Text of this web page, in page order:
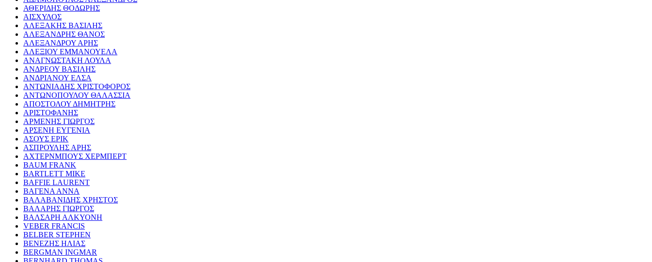
ΑΘΕΡΙΔΗΣ ΘΟΔΩΡΗΣ
ΑΙΣΧΥΛΟΣ
ΑΛΕΞΑΚΗΣ ΒΑΣΙΛΗΣ
ΑΛΕΞΑΝΔΡΗΣ ΘΑΝΟΣ
ΑΛΕΞΑΝΔΡΟΥ ΑΡΗΣ
ΑΛΕΞΙΟΥ ΕΜΜΑΝΟΥΕΛΑ
ΑΝΑΓΝΩΣΤΑΚΗ ΛΟΥΛΑ
ΑΝΔΡΕΟΥ ΒΑΣΙΛΗΣ
ΑΝΔΡΙΑΝΟΥ ΕΛΣΑ
ΑΝΤΩΝΙΑΔΗΣ ΧΡΙΣΤΟΦΟΡΟΣ
ΑΝΤΩΝΟΠΟΥΛΟΥ ΘΑΛΑΣΣΙΑ
ΑΠΟΣΤΟΛΟΥ ΔΗΜΗΤΡΗΣ
ΑΡΙΣΤΟΦΑΝΗΣ
ΑΡΜΕΝΗΣ ΓΙΩΡΓΟΣ
ΑΡΣΕΝΗ ΕΥΓΕΝΙΑ
ΑΣΟΥΣ ΕΡΙΚ
ΑΣΠΡΟΥΛΗΣ ΑΡΗΣ
ΑΧΤΕΡΝΜΠΟΥΣ ΧΕΡΜΠΕΡΤ
BAUM FRANK
BARTLETT MIKE
BAFFIE LAURENT
ΒΑΓΕΝΑ ΑΝΝΑ
ΒΑΛΑΒΑΝΙΔΗΣ ΧΡΗΣΤΟΣ
ΒΑΛΑΡΗΣ ΓΙΩΡΓΟΣ
ΒΑΛΣΑΡΗ ΑΛΚΥΟΝΗ
VEBER FRANCIS
BELBER STEPHEN
ΒΕΝΕΖΗΣ ΗΛΙΑΣ
BERGMAN INGMAR